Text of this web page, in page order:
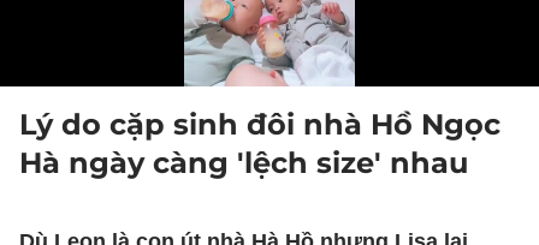
Lý do cặp sinh đôi nhà Hồ Ngọc
Hà ngày càng 'lệch size' nhau